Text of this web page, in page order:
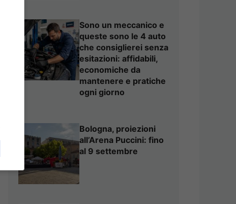
Sono un meccanico e
queste sono le 4 auto
che consiglierei senza
esitazioni: affidabili,
economiche da
mantenere e pratiche
ogni giorno
Bologna, proiezioni
all’Arena Puccini: fino
al 9 settembre